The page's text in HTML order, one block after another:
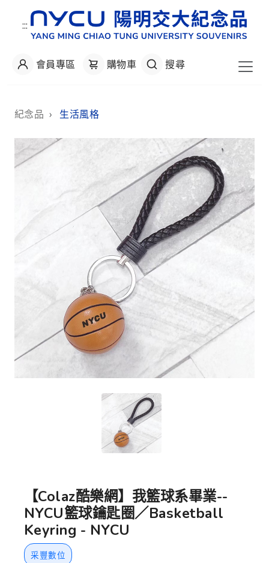
:::
會員專區 購物車 搜尋
紀念品 › 生活風格
【Colaz酷樂網】我籃球系畢業--
NYCU籃球鑰匙圈／Basketball
Keyring - NYCU
采豐數位